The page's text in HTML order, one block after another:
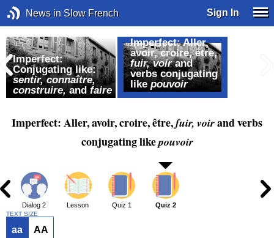
News in Slow French Sign In
Imperfect:
Conjugating like:
sentir, connaître,
construire,and faire
Imperfect: Aller,
avoir, croire, être,
fuir, voirand
verbs conjugating
likepouvoir
Imperfect: Aller, avoir, croire, être,fuir, voirand verbs
conjugating likepouvoir
Dialog 2 Lesson Quiz 1 Quiz 2
TEXT SIZE
aa AA